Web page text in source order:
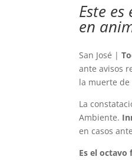
Este
en
San José |
ante avisos
la muerte
La
Ambiente.
en casos
Es el octavo